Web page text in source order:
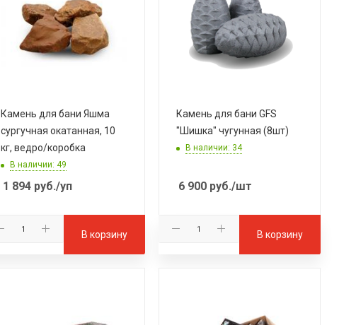
Камень для бани Яшма
сургучная окатанная, 10
кг, ведро/коробка
В наличии: 49
1 894руб./уп
В корзину
Камень для бани GFS
"Шишка" чугунная (8шт)
В наличии: 34
6 900руб./шт
В корзину